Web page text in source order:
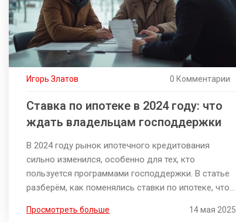
Игорь Златов 0 Комментарии
Ставка по ипотеке в 2024 году: что
ждать владельцам господдержки
В 2024 году рынок ипотечного кредитования
сильно изменился, особенно для тех, кто
пользуется программами господдержки. В статье
разберём, как поменялись ставки по ипотеке, что
условия могут стать менее доступными. Читатель
Просмотреть больше 14 мая 2025